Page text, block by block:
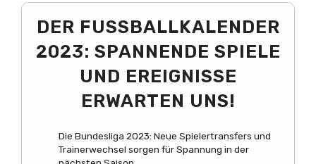
DER FUSSBALLKALENDER 2
023: SPANNENDE SPIELE U
ND EREIGNISSE E
RWARTEN UNS!
Die Bundesliga 2023: Neue Spielertransfers und
Trainerwechsel sorgen für Spannung in der